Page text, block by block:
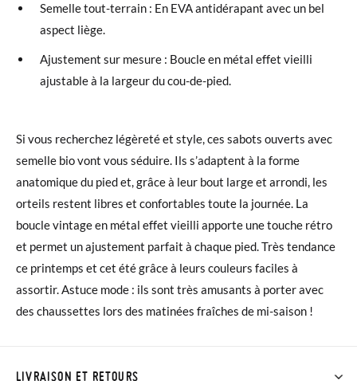
Semelle tout-terrain : En EVA antidérapant avec un bel
aspect liège.
Ajustement sur mesure : Boucle en métal effet vieilli
ajustable à la largeur du cou-de-pied.
Si vous recherchez légèreté et style, ces sabots ouverts avec
semelle bio vont vous séduire. Ils s’adaptent à la forme
anatomique du pied et, grâce à leur bout large et arrondi, les
orteils restent libres et confortables toute la journée. La
boucle vintage en métal effet vieilli apporte une touche rétro
et permet un ajustement parfait à chaque pied. Très tendance
ce printemps et cet été grâce à leurs couleurs faciles à
assortir. Astuce mode : ils sont très amusants à porter avec
des chaussettes lors des matinées fraîches de mi-saison !
LIVRAISON ET RETOURS